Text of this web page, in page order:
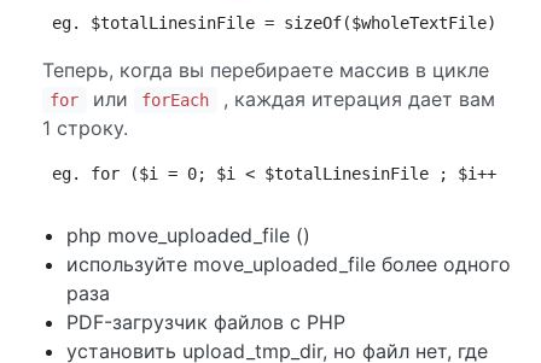
eg. $totalLinesinFile = sizeOf($wholeTextFile);
Теперь, когда вы перебираете массив в цикле
for или forEach
, каждая итерация дает вам
1 строку.
eg. for ($i = 0; $i < $totalLinesinFile ; $i++) {
php move_uploaded_file ()
используйте move_uploaded_file более одного
раза
PDF-загрузчик файлов с PHP
установить upload_tmp_dir, но файл нет, где